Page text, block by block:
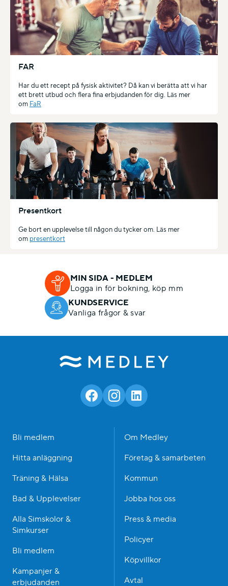
FAR
Har du ett recept på fysisk aktivitet? Då kan vi berätta att vi har
ett brett utbud och flera fina erbjudanden för dig. Läs mer
om FaR
Presentkort
Ge bort en upplevelse till någon du tycker om. Läs mer
om presentkort
MIN SIDA - MEDLEM
Logga in för bokning, köp mm
KUNDSERVICE
Vanliga frågor & svar
Bli medlem
Hitta anläggning
Träning & Hälsa
Bad & Upplevelser
Alla Simskolor &
Simkurser
Bli medlem
Kampanjer &
erbjudanden
Om Medley
Företag & samarbeten
Kommun
Jobba hos oss
Press & media
Policyer
Köpvillkor
Avtal